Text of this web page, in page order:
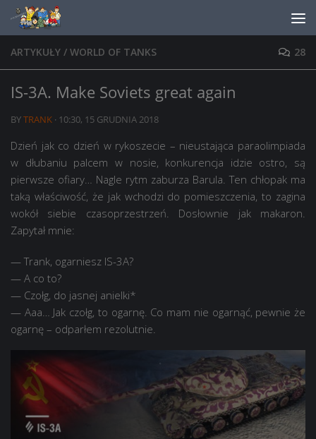
Skip to content
ARTYKUŁY / WORLD OF TANKS 28
IS-3A. Make Soviets great again
BYTRANK · 10:30, 15 GRUDNIA 2018
Dzień jak co dzień w rykoszecie – nieustająca paraolimpiada
w dłubaniu palcem w nosie, konkurencja idzie ostro, są
pierwsze ofiary… Nagle rytm zaburza Barula. Ten chłopak ma
taką właściwość, że jak wchodzi do pomieszczenia, to zagina
wokół siebie czasoprzestrzeń. Dosłownie jak makaron.
Zapytał mnie:
— Trank, ogarniesz IS-3A?
— A co to?
— Czołg, do jasnej anielki*
— Aaa… Jak czołg, to ogarnę. Co mam nie ogarnąć, pewnie że
ogarnę – odparłem rezolutnie.